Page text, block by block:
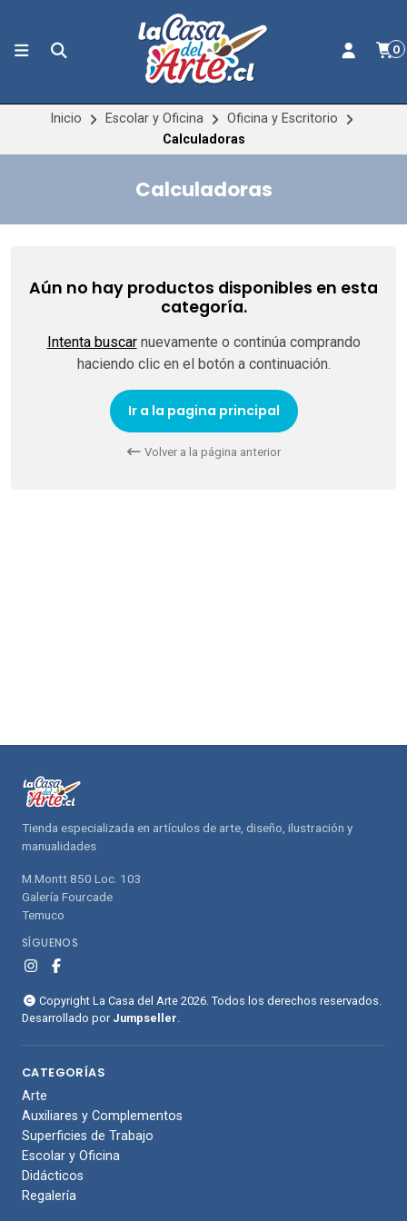
0
Inicio Escolar y Oficina
Oficina y Escritorio
Calculadoras
Calculadoras
Aún no hay productos disponibles en esta
categoría.
Intenta buscarnuevamente o continúa comprando
haciendo clic en el botón a continuación.
Ir a la pagina principal
Volver a la página anterior
Tienda especializada en artículos de arte, diseño, ilustración y
manualidades
M.Montt 850 Loc. 103
Galería Fourcade
Temuco
SÍGUENOS
Copyright La Casa del Arte 2026. Todos los derechos reservados.
Desarrollado por Jumpseller.
CATEGORÍAS
Arte
Auxiliares y Complementos
Superficies de Trabajo
Escolar y Oficina
Didácticos
Regalería